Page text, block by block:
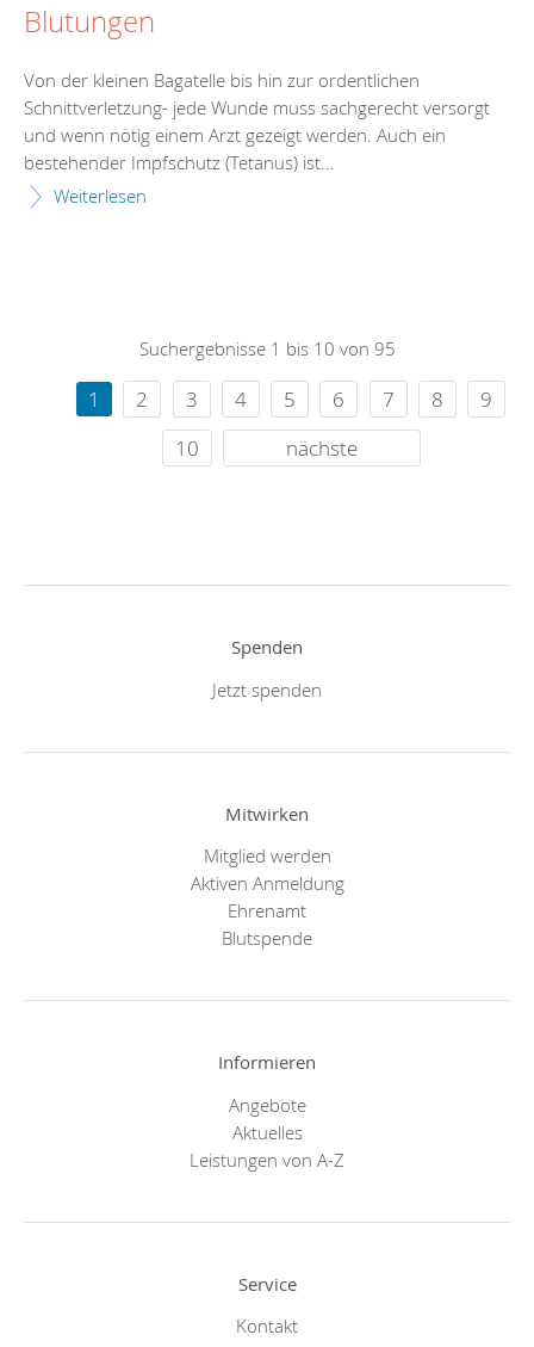
Blutungen
Von der kleinen Bagatelle bis hin zur ordentlichen
Schnittverletzung- jede Wunde muss sachgerecht versorgt
und wenn nötig einem Arzt gezeigt werden. Auch ein
bestehender Impfschutz (Tetanus) ist...
Weiterlesen
Suchergebnisse 1 bis 10 von 95
1 2 3 4 5 6 7 8
9
10
nächste
Spenden
Jetzt spenden
Mitwirken
Mitglied werden
Aktiven Anmeldung
Ehrenamt
Blutspende
Informieren
Angebote
Aktuelles
Leistungen von A-Z
Service
Kontakt